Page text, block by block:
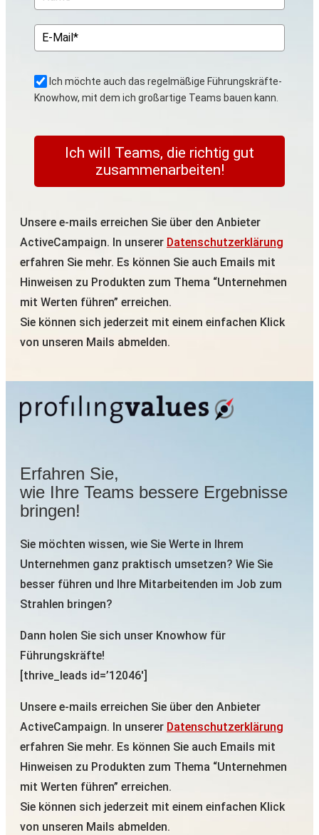
Ich möchte auch das regelmäßige Führungskräfte-
Knowhow, mit dem ich großartige Teams bauen kann.
Ich will Teams, die richtig gut
zusammenarbeiten!
Unsere e-mails erreichen Sie über den Anbieter
ActiveCampaign. In unserer Datenschutzerklärung
erfahren Sie mehr. Es können Sie auch Emails mit
Hinweisen zu Produkten zum Thema “Unternehmen
mit Werten führen” erreichen.
Sie können sich jederzeit mit einem einfachen Klick
von unseren Mails abmelden.
Erfahren Sie,
wie Ihre Teams bessere Ergebnisse
bringen!
Sie möchten wissen, wie Sie Werte in Ihrem
Unternehmen ganz praktisch umsetzen? Wie Sie
besser führen und Ihre Mitarbeitenden im Job zum
Strahlen bringen?
Dann holen Sie sich unser Knowhow für
Führungskräfte!
[thrive_leads id=’12046′]
Unsere e-mails erreichen Sie über den Anbieter
ActiveCampaign. In unserer Datenschutzerklärung
erfahren Sie mehr. Es können Sie auch Emails mit
Hinweisen zu Produkten zum Thema “Unternehmen
mit Werten führen” erreichen.
Sie können sich jederzeit mit einem einfachen Klick
von unseren Mails abmelden.